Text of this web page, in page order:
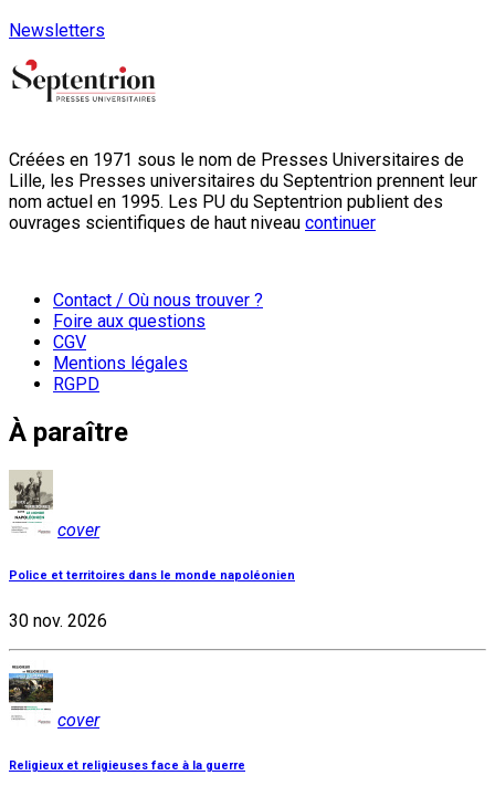
Newsletters
Créées en 1971 sous le nom de Presses Universitaires de
Lille, les Presses universitaires du Septentrion prennent leur
nom actuel en 1995. Les PU du Septentrion publient des
ouvrages scientifiques de haut niveau continuer
Contact / Où nous trouver ?
Foire aux questions
CGV
Mentions légales
RGPD
À paraître
cover
Police et territoires dans le monde napoléonien
30 nov. 2026
cover
Religieux et religieuses face à la guerre